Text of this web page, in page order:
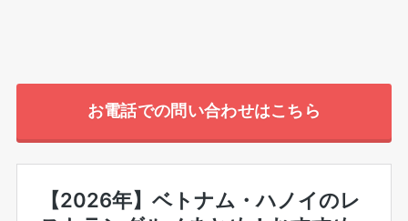
お電話での問い合わせはこちら